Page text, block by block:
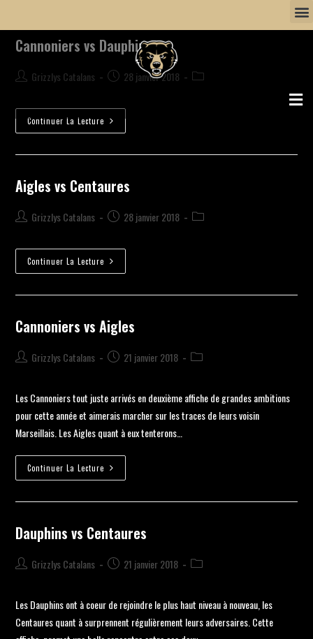
Cannoniers vs Dauphins
Grizzlys Catalans 28 janvier 2018
Continuer La Lecture
Aigles vs Centaures
Grizzlys Catalans 28 janvier 2018
Continuer La Lecture
Cannoniers vs Aigles
Grizzlys Catalans 21 janvier 2018
Les Cannoniers tout juste arrivés en deuxième affiche de grandes ambitions
pour cette année et aimerais marcher sur les traces de leurs voisin
Marseillais. Les Aigles quant à eux tenterons…
Continuer La Lecture
Dauphins vs Centaures
Grizzlys Catalans 21 janvier 2018
Les Dauphins ont à coeur de rejoindre le plus haut niveau à nouveau, les
Centaures quant à surprennent régulièrement leurs adversaires. Cette